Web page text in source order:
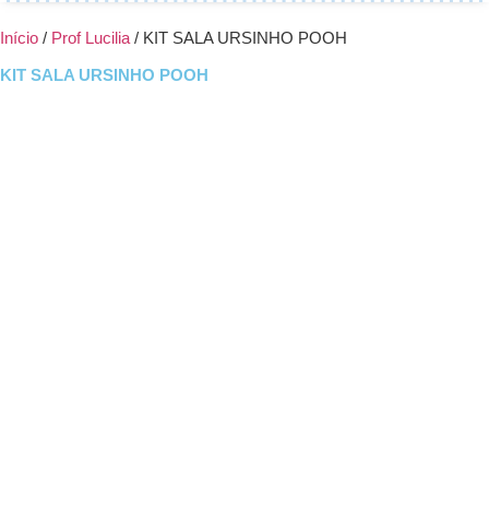
Início / Prof Lucilia / KIT SALA URSINHO POOH
KIT SALA URSINHO POOH